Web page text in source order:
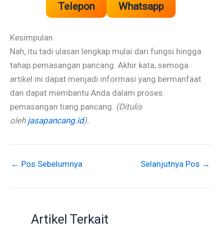
Telepon Whatsapp
Kesimpulan
Nah, itu tadi ulasan lengkap mulai dari fungsi hingga
tahap pemasangan pancang. Akhir kata, semoga
artikel ini dapat menjadi informasi yang bermanfaat
dan dapat membantu Anda dalam proses
pemasangan tiang pancang. (Ditulis
oleh jasapancang.id).
← Pos Sebelumnya Selanjutnya Pos →
Artikel Terkait